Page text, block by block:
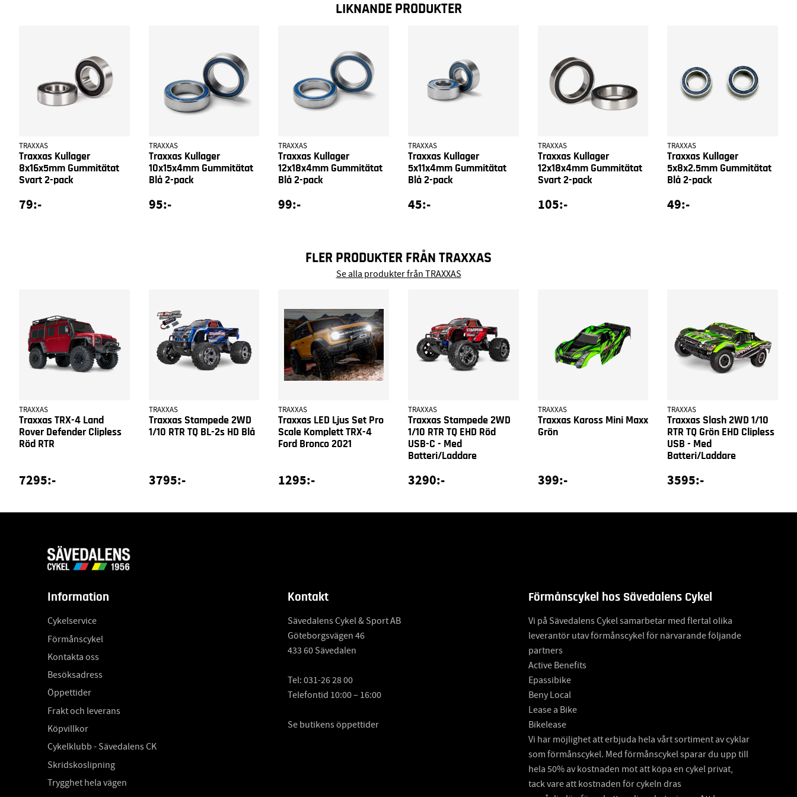
LIKNANDE PRODUKTER
TRAXXAS
Traxxas Kullager
8x16x5mm Gummitätat
Svart 2-pack
79:-
TRAXXAS
Traxxas Kullager
10x15x4mm Gummitätat
Blå 2-pack
95:-
TRAXXAS
Traxxas Kullager
12x18x4mm Gummitätat
Blå 2-pack
99:-
TRAXXAS
Traxxas Kullager
5x11x4mm Gummitätat
Blå 2-pack
45:-
TRAXXAS
Traxxas Kullager
12x18x4mm Gummitätat
Svart 2-pack
105:-
TRAXXAS
Traxxas Kullager
5x8x2.5mm Gummitätat
Blå 2-pack
49:-
FLER PRODUKTER FRÅN TRAXXAS
Se alla produkter från TRAXXAS
TRAXXAS
Traxxas TRX-4 Land
Rover Defender Clipless
Röd RTR
7295:-
TRAXXAS
Traxxas Stampede 2WD
1/10 RTR TQ BL-2s HD Blå
3795:-
TRAXXAS
Traxxas LED Ljus Set Pro
Scale Komplett TRX-4
Ford Bronco 2021
1295:-
TRAXXAS
Traxxas Stampede 2WD
1/10 RTR TQ EHD Röd
USB-C - Med
Batteri/Laddare
3290:-
TRAXXAS
Traxxas Kaross Mini Maxx
Grön
399:-
TRAXXAS
Traxxas Slash 2WD 1/10
RTR TQ Grön EHD Clipless
USB - Med
Batteri/Laddare
3595:-
Information
Cykelservice
Förmånscykel
Kontakta oss
Besöksadress
Öppettider
Frakt och leverans
Köpvillkor
Cykelklubb - Sävedalens CK
Skridskoslipning
Trygghet hela vägen
Kontakt
Sävedalens Cykel & Sport AB
Göteborgsvägen 46
433 60 Sävedalen
Tel:031-26 28 00
Telefontid 10:00 – 16:00
Se butikens öppettider
Förmånscykel hos Sävedalens Cykel
Vi på Sävedalens Cykel samarbetar med flertal olika
leverantör utav förmånscykel för närvarande följande
partners
Active Benefits
Epassibike
Beny Local
Lease a Bike
Bikelease
Vi har möjlighet att erbjuda hela vårt sortiment av cyklar
som förmånscykel. Med förmånscykel sparar du upp till
hela 50% av kostnaden mot att köpa en cykel privat,
tack vare att kostnaden för cykeln dras